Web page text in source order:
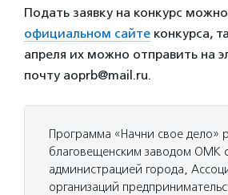
Подать заявку на конкурс
официальном сайте конкурса,
апреля их можно отправить на
почту aoprb@mail.ru.
Программа «Начни свое дело»
благовещенским заводом ОМК
администрацией города,
организаций